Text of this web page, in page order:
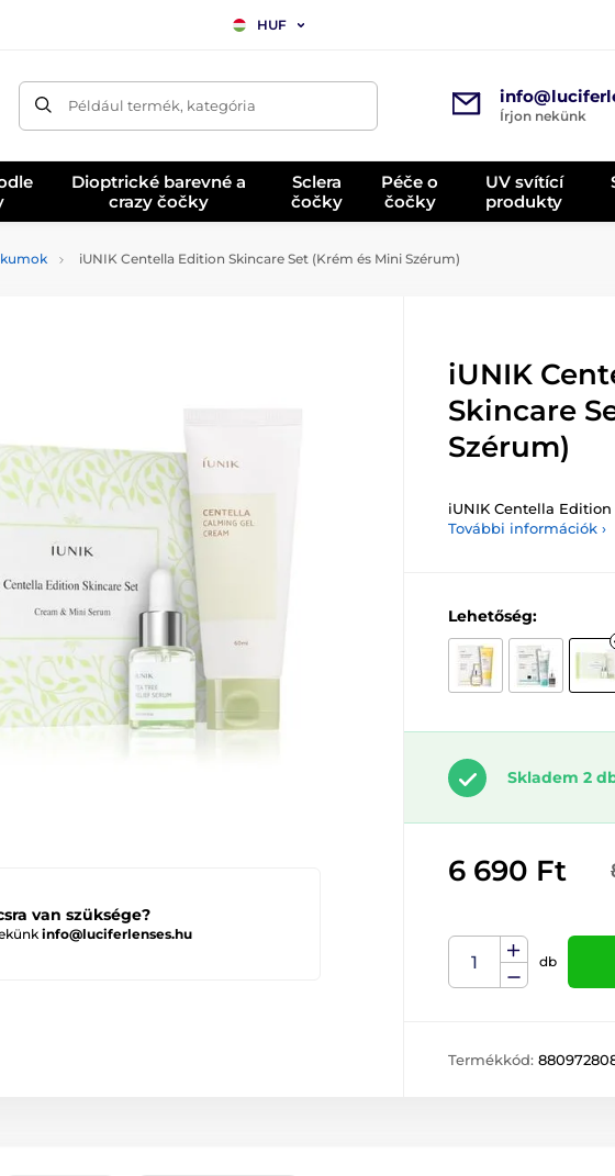
HUF
Például termék, kategória
Írjon nekünk
Dioptrické barevné a
crazy čočky
Sclera
čočky
Péče o
čočky
UV svítící
produkty
iUNIK Centella Edition Skincare Set (Krém és Mini Szérum)
van szüksége?
info@luciferlenses.hu
iUNIK
Skincare
Szérum)
iUNIK Centella
További információk ›
Lehetőség:
Skladem 2
6 690 Ft
db
Termékkód: